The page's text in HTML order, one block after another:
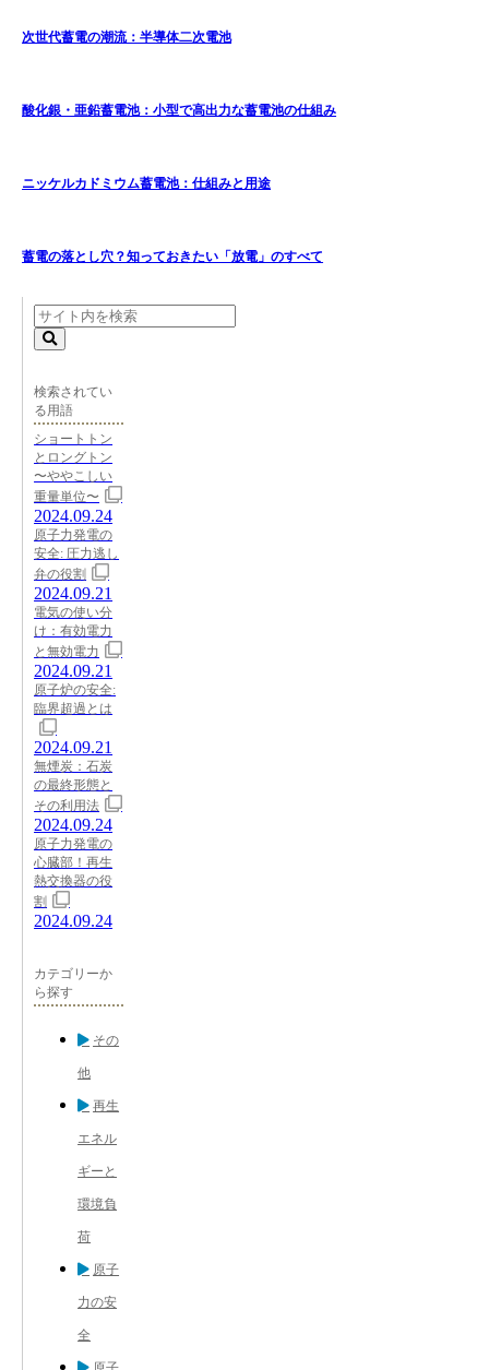
次世代蓄電の潮流：半導体二次電池
酸化銀・亜鉛蓄電池：小型で高出力な蓄電池の仕組み
ニッケルカドミウム蓄電池：仕組みと用途
蓄電の落とし穴？知っておきたい「放電」のすべて
検索されてい
る用語
ショートトン
とロングトン
〜ややこしい
重量単位〜
2024.09.24
原子力発電の
安全: 圧力逃し
弁の役割
2024.09.21
電気の使い分
け：有効電力
と無効電力
2024.09.21
原子炉の安全:
臨界超過とは
2024.09.21
無煙炭：石炭
の最終形態と
その利用法
2024.09.24
原子力発電の
心臓部！再生
熱交換器の役
割
2024.09.24
カテゴリーか
ら探す
その
他
再生
エネル
ギーと
環境負
荷
原子
力の安
全